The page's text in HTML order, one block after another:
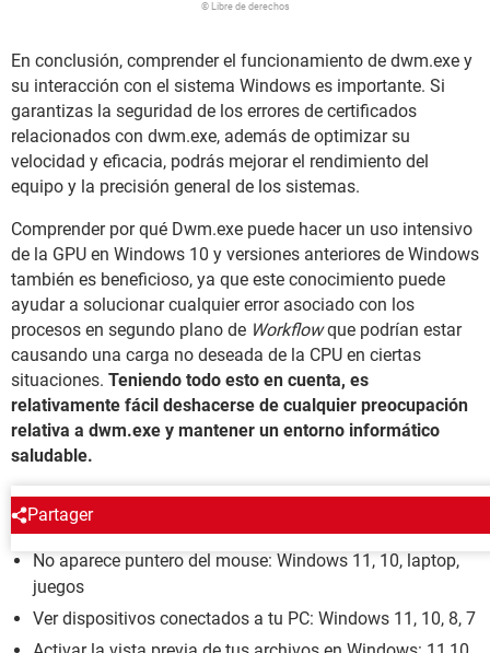
© Libre de derechos
En conclusión, comprender el funcionamiento de dwm.exe y
su interacción con el sistema Windows es importante. Si
garantizas la seguridad de los errores de certificados
relacionados con dwm.exe, además de optimizar su
velocidad y eficacia, podrás mejorar el rendimiento del
equipo y la precisión general de los sistemas.
Comprender por qué Dwm.exe puede hacer un uso intensivo
de la GPU en Windows 10 y versiones anteriores de Windows
también es beneficioso, ya que este conocimiento puede
ayudar a solucionar cualquier error asociado con los
procesos en segundo plano de Workflowque podrían estar
causando una carga no deseada de la CPU en ciertas
situaciones. Teniendo todo esto en cuenta, es
relativamente fácil deshacerse de cualquier preocupación
relativa a dwm.exe y mantener un entorno informático
saludable.
Partager
WINDOWS
No aparece puntero del mouse: Windows 11, 10, laptop,
juegos
Ver dispositivos conectados a tu PC: Windows 11, 10, 8, 7